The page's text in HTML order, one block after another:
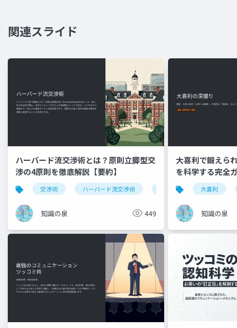
関連スライド
ハーバード流交渉術とは？原則立脚型交
渉の4原則を徹底解説【要約】
交渉術 ハーバード流交渉術 ビジネススキル コ
知識の泉 449
大喜利で鍛えら
を科学する完全
大喜利
知識の泉